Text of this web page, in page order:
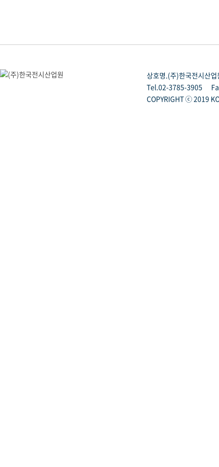
상호명.(주)한국전시산업
Tel.02-3785-3905
COPYRIGHT ⓒ 2019